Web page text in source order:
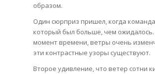
образом.
Один сюрприз пришел, когда
который был больше, чем
момент времени, ветры очень
эти контрастные узоры существуют.
Второе удивление, что ветер сотни